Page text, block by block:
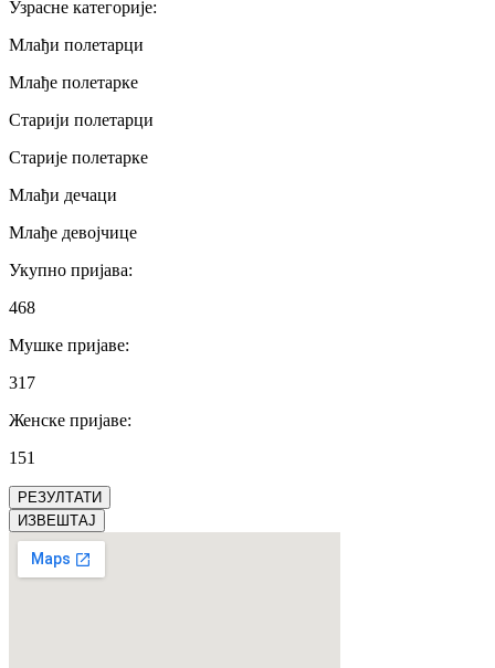
Узрасне категорије:
Млађи полетарци
Млађе полетарке
Старији полетарци
Старије полетарке
Млађи дечаци
Млађе девојчице
Укупно пријава:
468
Мушке пријаве:
317
Женске пријаве:
151
РЕЗУЛТАТИ
ИЗВЕШТАЈ